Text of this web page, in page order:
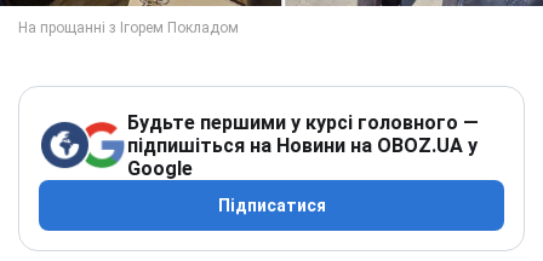
Будьте першими у курсі головного —
підпишіться на Новини на OBOZ.UA у
Google
Підписатися